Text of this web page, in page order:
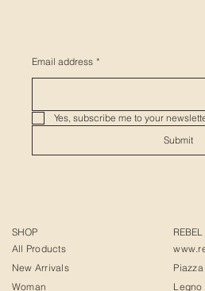
Email address *
Yes, subscribe me to your
Submit
SHOP
All Products
New Arrivals
Woman
Legno